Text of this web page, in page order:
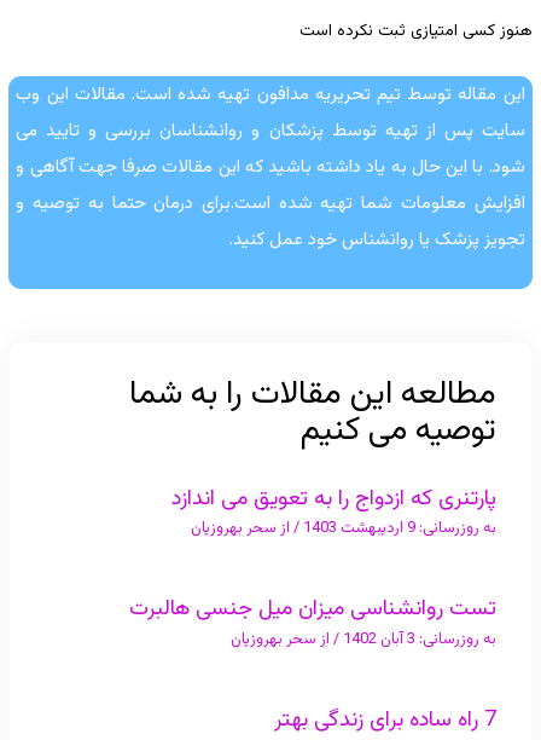
هنوز کسی امتیازی ثبت نکرده است
این مقاله توسط تیم تحریریه مدافون تهیه شده است. مقالات این وب
سایت پس از تهیه توسط پزشکان و روانشناسان بررسی و تایید می
شود. با این حال به یاد داشته باشید که این مقالات صرفا جهت آگاهی و
افزایش معلومات شما تهیه شده است.برای درمان حتما به توصیه و
تجویز پزشک یا روانشناس خود عمل کنید.
مطالعه این مقالات را به شما
توصیه می کنیم
پارتنری که ازدواج را به تعویق می اندازد
به روزرسانی: 9 اردیبهشت 1403 / از سحر بهروزیان
تست روانشناسی میزان میل جنسی هالبرت
به روزرسانی: / از سحر بهروزیان
7 راه ساده برای زندگی بهتر